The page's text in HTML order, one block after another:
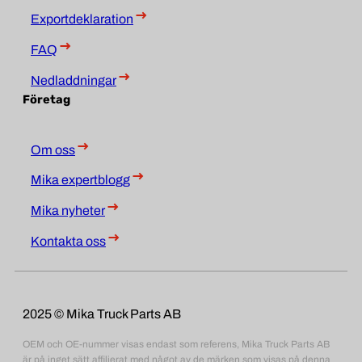
Exportdeklaration
FAQ
Nedladdningar
Företag
Om oss
Mika expertblogg
Mika nyheter
Kontakta oss
2025 © Mika Truck Parts AB
OEM och OE-nummer visas endast som referens, Mika Truck Parts AB
är på inget sätt affilierat med något av de märken som visas på denna